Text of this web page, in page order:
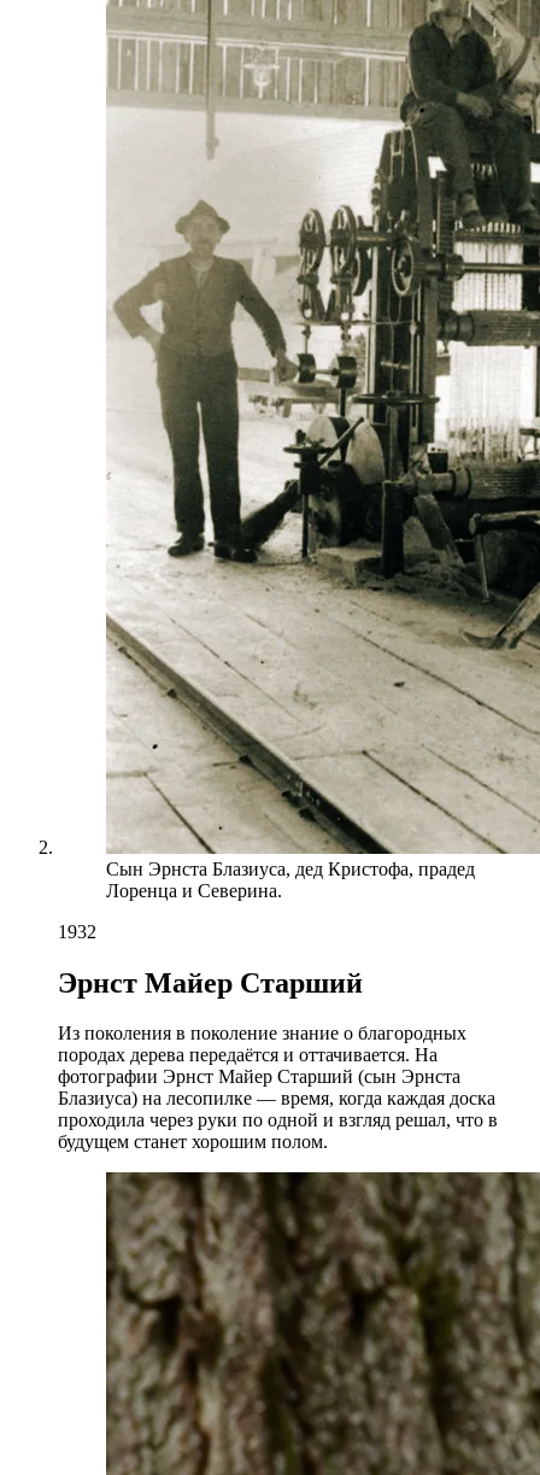
Сын Эрнста Блазиуса, дед Кристофа, прадед
Лоренца и Северина.
1932
Эрнст Майер Старший
Из поколения в поколение знание о благородных
породах дерева передаётся и оттачивается. На
фотографии Эрнст Майер Старший (сын Эрнста
Блазиуса) на лесопилке — время, когда каждая доска
проходила через руки по одной и взгляд решал, что в
будущем станет хорошим полом.